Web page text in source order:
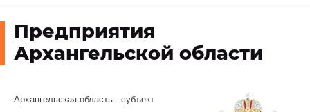
Предприятия
Архангельской области
Архангельская область - субъект